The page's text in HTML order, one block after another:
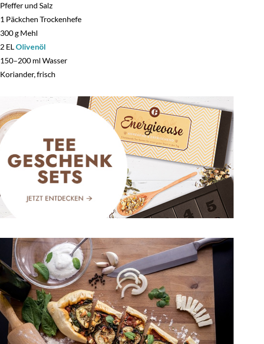
Pfeffer und Salz
1 Päckchen Trockenhefe
300g Mehl
2ELOlivenöl
150–200ml Wasser
Koriander,frisch